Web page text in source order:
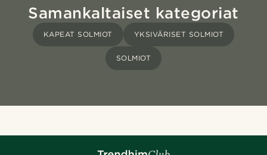
Samankaltaiset kategoriat
KAPEAT SOLMIOT YKSIVÄRISET SOLMIOT
SOLMIOT